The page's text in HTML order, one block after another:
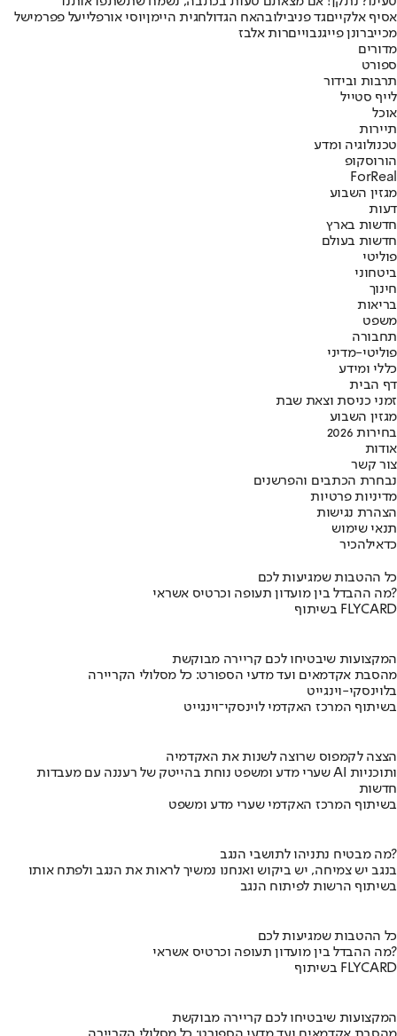
אסיף אלקייםגד פניבילובהאח הגדולחגית היימןיוסי אורפלייעל פפרמישל
מכייברונן פייגנבוייםרות אלבז
מדורים
ספורט
תרבות ובידור
לייף סטייל
אוכל
תיירות
טכנולוגיה ומדע
הורוסקופ
ForReal
מגזין השבוע
דעות
חדשות בארץ
חדשות בעולם
פוליטי
ביטחוני
חינוך
בריאות
משפט
תחבורה
פוליטי-מדיני
כללי ומידע
דף הבית
זמני כניסת וצאת שבת
מגזין השבוע
בחירות 2026
אודות
צור קשר
נבחרת הכתבים והפרשנים
מדיניות פרטיות
הצהרת נגישות
תנאי שימוש
כדאילהכיר
כל ההטבות שמגיעות לכם
מה ההבדל בין מועדון תעופה וכרטיס אשראי?
בשיתוף FLYCARD
המקצועות שיבטיחו לכם קריירה מבוקשת
מהסבת אקדמאים ועד מדעי הספורט: כל מסלולי הקריירה
בלוינסקי-וינגייט
בשיתוף המרכז האקדמי לוינסקי־וינגייט
הצצה לקמפוס שרוצה לשנות את האקדמיה
שערי מדע ומשפט נוחת בהייטק של רעננה עם מעבדות AI ותוכניות
חדשות
בשיתוף המרכז האקדמי שערי מדע ומשפט
מה מבטיח נתניהו לתושבי הנגב?
בנגב יש צמיחה, יש ביקוש ואנחנו נמשיך לראות את הנגב ולפתח אותו
בשיתוף הרשות לפיתוח הנגב
כל ההטבות שמגיעות לכם
מה ההבדל בין מועדון תעופה וכרטיס אשראי?
בשיתוף FLYCARD
המקצועות שיבטיחו לכם קריירה מבוקשת